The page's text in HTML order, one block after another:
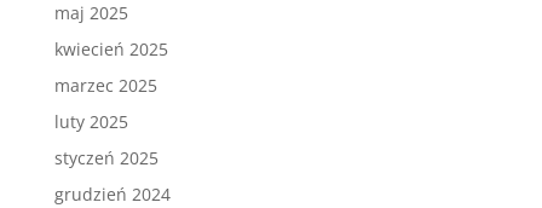
maj 2025
kwiecień 2025
marzec 2025
luty 2025
styczeń 2025
grudzień 2024